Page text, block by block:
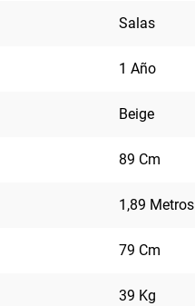
Salas
1 Año
Beige
89 Cm
1,89 Metros
79 Cm
39 Kg